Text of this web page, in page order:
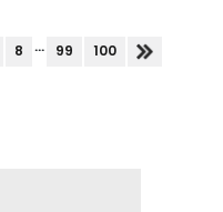
8 ... 99 100